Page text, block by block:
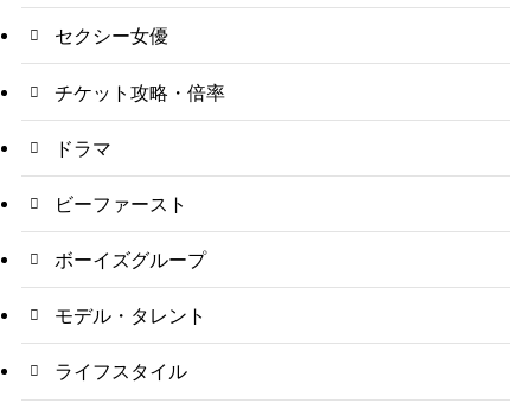
セクシー女優
チケット攻略・倍率
ドラマ
ビーファースト
ボーイズグループ
モデル・タレント
ライフスタイル